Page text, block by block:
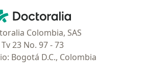
Doctoralia - Página de inicio
Colombia, SAS
Tv 23 No. 97 - 73
Bogotá D.C., Colombia